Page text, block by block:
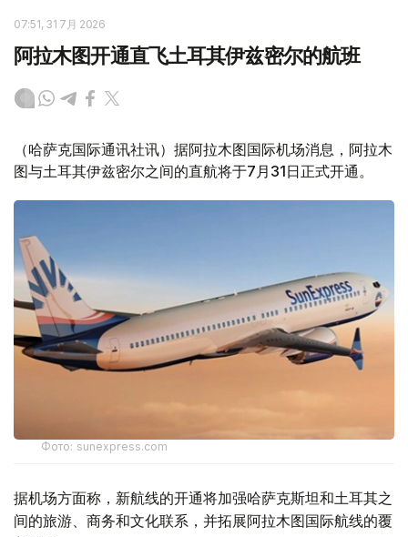
07:51, 31 7月 2026
阿拉木图开通直飞土耳其伊兹密尔的航班
（哈萨克国际通讯社讯）据阿拉木图国际机场消息，阿拉木
图与土耳其伊兹密尔之间的直航将于7月31日正式开通。
Фото: sunexpress.com
据机场方面称，新航线的开通将加强哈萨克斯坦和土耳其之
间的旅游、商务和文化联系，并拓展阿拉木图国际航线的覆